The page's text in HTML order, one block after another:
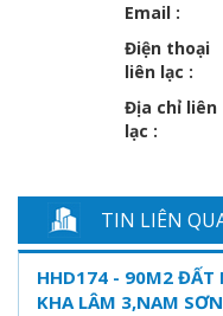
Email :
Điện thoại
liên lạc :
Địa chỉ liên
lạc :
TIN LIÊN
HHD174 - 90M2 ĐẤT
KHA LÂM 3,NAM